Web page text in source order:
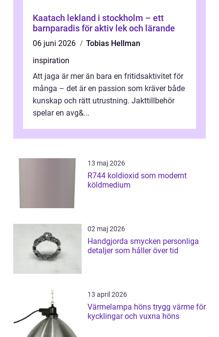
Kaatach lekland i stockholm – ett
barnparadis för aktiv lek och lärande
06 juni 2026
Tobias Hellman
inspiration
Att jaga är mer än bara en fritidsaktivitet för
många – det är en passion som kräver både
kunskap och rätt utrustning. Jakttillbehör
spelar en avg&...
13 maj 2026
R744 koldioxid som modernt
köldmedium
02 maj 2026
Handgjorda smycken personliga
detaljer som håller över tid
13 april 2026
Värmelampa höns trygg värme för
kycklingar och vuxna höns